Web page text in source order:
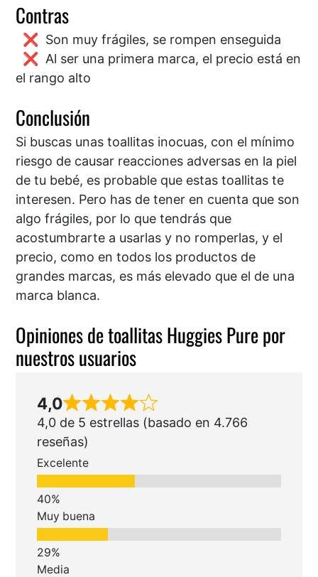
Contras
Son muy frágiles, se rompen enseguida
Al ser una primera marca, el precio está en
el rango alto
Conclusión
Si buscas unas toallitas inocuas, con el mínimo
riesgo de causar reacciones adversas en la piel
de tu bebé, es probable que estas toallitas te
interesen. Pero has de tener en cuenta que son
algo frágiles, por lo que tendrás que
acostumbrarte a usarlas y no romperlas, y el
precio, como en todos los productos de
grandes marcas, es más elevado que el de una
marca blanca.
Opiniones de toallitas Huggies Pure por
nuestros usuarios
4,0
4,0 de 5 estrellas (basado en 4.766
reseñas)
Excelente
Muy buena
Media